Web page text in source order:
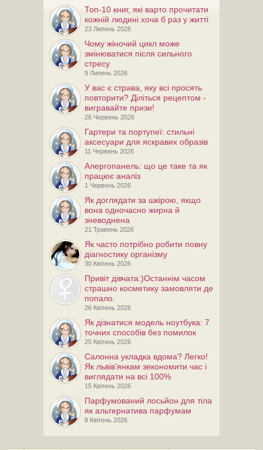
Топ-10 книг, які варто прочитати
кожній людині хоча б раз у житті
23 Липень 2026
Чому жіночий цикл може
змінюватися після сильного
стресу
9 Липень 2026
У вас є страва, яку всі просять
повторити? Діліться рецептом -
вигравайте призи!
26 Червень 2026
Гартери та портупеї: стильні
аксесуари для яскравих образів
11 Червень 2026
Алергопанель: що це таке та як
працює аналіз
1 Червень 2026
Як доглядати за шкірою, якщо
вона одночасно жирна й
зневоднена
21 Травень 2026
Як часто потрібно робити повну
діагностику організму
30 Квітень 2026
Привiт дiвчата:)Останнім часом
страшно косметику замовляти де
попало.
26 Квітень 2026
Як дізнатися модель ноутбука: 7
точних способів без помилок
25 Квітень 2026
Салонна укладка вдома? Легко!
Як львів’янкам зекономити час і
виглядати на всі 100%
15 Квітень 2026
Парфумований лосьйон для тіла
як альтернатива парфумам
8 Квітень 2026